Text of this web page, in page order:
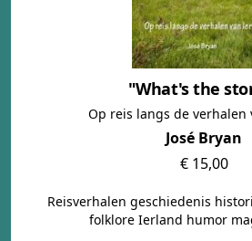
"What's the
Op reis langs de verhalen
José Bryan
€ 15,00
Reisverhalen geschiedenis
folklore Ierland humor